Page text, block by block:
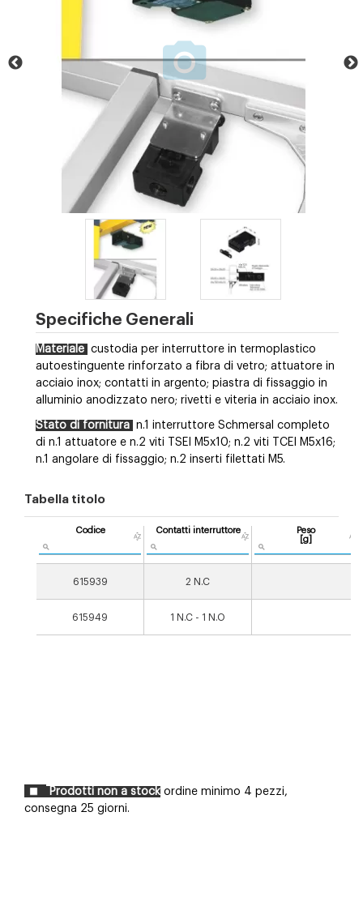
Specifiche Generali
Materiale custodia per interruttore in termoplastico
autoestinguente rinforzato a fibra di vetro; attuatore in
acciaio inox; contatti in argento; piastra di fissaggio in
alluminio anodizzato nero; rivetti e viteria in acciaio inox.
Stato di fornitura n.1 interruttore Schmersal completo
di n.1 attuatore e n.2 viti TSEI M5x10; n.2 viti TCEI M5x16;
n.1 angolare di fissaggio; n.2 inserti filettati M5.
Tabella titolo
Codice Contatti interruttore
Peso
[g]
615939 2 N.C
615949 1 N.C - 1 N.O
Prodotti non a stock ordine minimo 4 pezzi,
consegna 25 giorni.